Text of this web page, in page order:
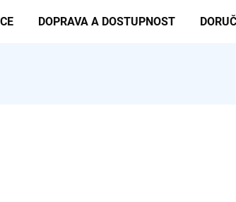
DOPRAVA A DOSTUPNOST